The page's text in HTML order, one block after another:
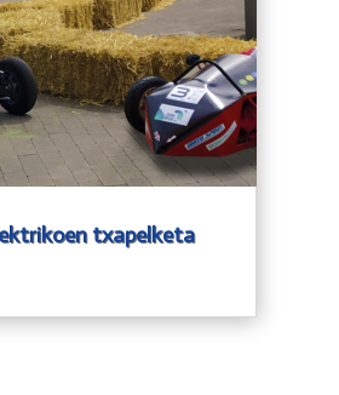
txapelketa